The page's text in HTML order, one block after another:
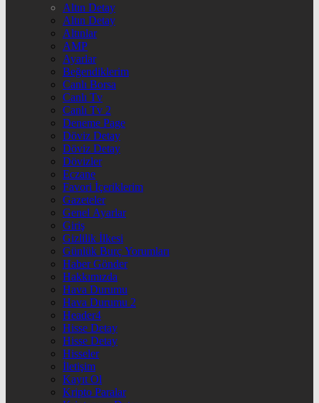
Altın Detay
Altın Detay
Altınlar
AMP
Ayarlar
Beğendiklerim
Canlı Borsa
Canlı Tv
Canlı Tv 2
Deneme Page
Döviz Detay
Döviz Detay
Dövizler
Eczane
Favori İçeriklerim
Gazeteler
Genel Ayarlar
Giriş
Gizlilik İlkesi
Günlük Burç Yorumları
Haber Gönder
Hakkımızda
Hava Durumu
Hava Durumu 2
Header4
Hisse Detay
Hisse Detay
Hisseler
İletişim
Kayıt Ol
Kripto Paralar